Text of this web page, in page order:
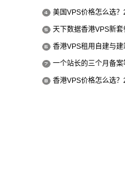
美国VPS价格怎么选
天下数据香港VPS新套
香港VPS租用自建与建
一个站长的三个月备
香港VPS价格怎么选